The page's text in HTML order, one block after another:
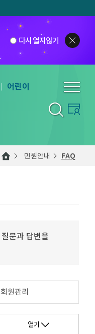
다시 열지않기
어린이
민원안내 FAQ
문과 답변을
회원관리
열기